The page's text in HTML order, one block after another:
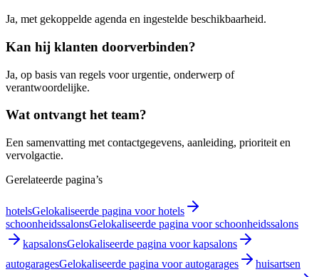
Ja, met gekoppelde agenda en ingestelde beschikbaarheid.
Kan hij klanten doorverbinden?
Ja, op basis van regels voor urgentie, onderwerp of
verantwoordelijke.
Wat ontvangt het team?
Een samenvatting met contactgegevens, aanleiding, prioriteit en
vervolgactie.
Gerelateerde pagina’s
hotelsGelokaliseerde pagina voor hotels
schoonheidssalonsGelokaliseerde pagina voor schoonheidssalons
kapsalonsGelokaliseerde pagina voor kapsalons
autogaragesGelokaliseerde pagina voor autogarages
huisartsen